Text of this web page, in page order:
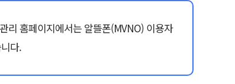
리 홈페이지에서는 알뜰폰(MVNO) 이용자
다.